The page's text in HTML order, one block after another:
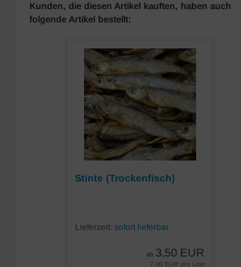
Kunden, die diesen Artikel kauften, haben auch
folgende Artikel bestellt:
Stinte (Trockenfisch)
Lieferzeit:sofort lieferbar
ab 3,50 EUR
7,00 EUR pro Liter